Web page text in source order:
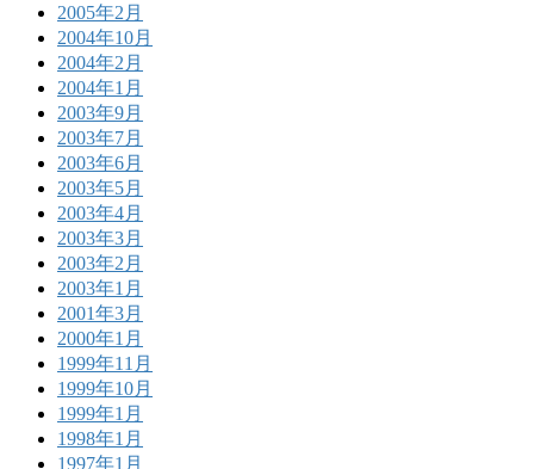
2005年2月
2004年10月
2004年2月
2004年1月
2003年9月
2003年7月
2003年6月
2003年5月
2003年4月
2003年3月
2003年2月
2003年1月
2001年3月
2000年1月
1999年11月
1999年10月
1999年1月
1998年1月
1997年1月